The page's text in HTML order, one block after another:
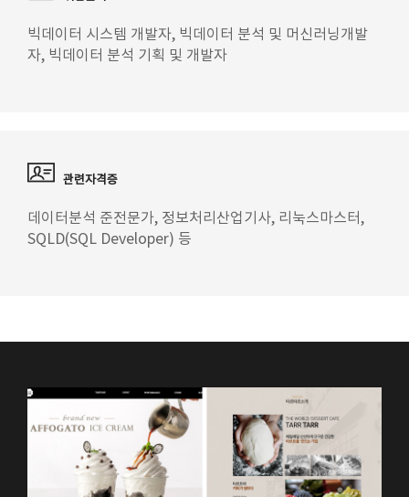
빅데이터 시스템 개발자, 빅데이터 분석 및 머신러닝개발
자, 빅데이터 분석 기획 및 개발자
관련자격증
데이터분석 준전문가, 정보처리산업기사, 리눅스마스터,
SQLD(SQL Developer) 등